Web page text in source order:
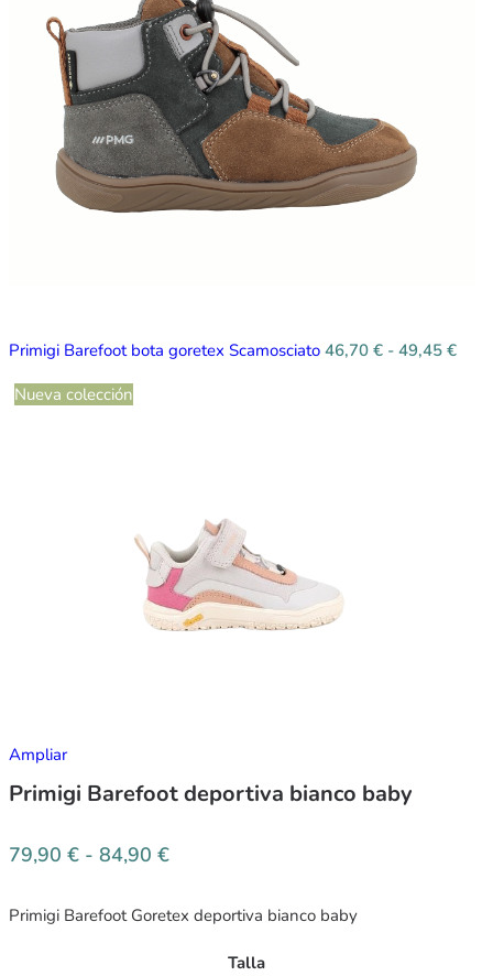
Primigi Barefoot bota goretex Scamosciato 46,70 € - 49,45 €
Nueva colección
Ampliar
Primigi Barefoot deportiva bianco baby
79,90 € - 84,90 €
Primigi Barefoot Goretex deportiva bianco baby
Talla